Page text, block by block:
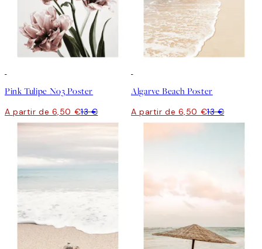
Pink Tulipe No3 Poster
A partir de 6,50 €13 €
Algarve Beach Poster
A partir de 6,50 €13 €